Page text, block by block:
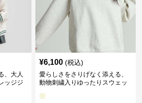
、大人
ッジジ
¥6,100 (税込)
愛らしさをさりげなく添える、
動物刺繍入りゆったりスウェッ